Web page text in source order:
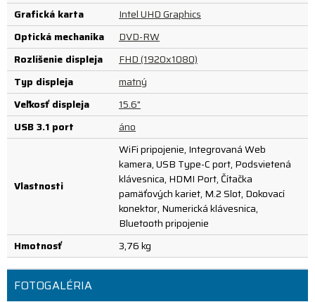
Grafická karta
Intel UHD Graphics
Optická mechanika
DVD-RW
Rozlíšenie displeja
FHD (1920x1080)
Typ displeja
matný
Veľkosť displeja
15.6"
USB 3.1 port
áno
Vlastnosti
WiFi pripojenie, Integrovaná Web
kamera, USB Type-C port, Podsvietená
klávesnica, HDMI Port, Čítačka
pamäťových kariet, M.2 Slot, Dokovací
konektor, Numerická klávesnica,
Bluetooth pripojenie
Hmotnosť
3,76 kg
FOTOGALÉRIA